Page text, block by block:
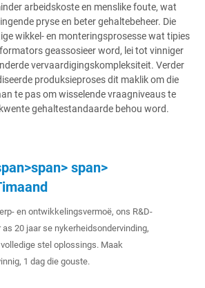
arbeidskoste en menslike foute, wat
pryse en beter gehaltebeheer. Die
wikkel- en monteringsprosesse wat tipies
geassosieer word, lei tot vinniger
vervaardigingskompleksiteit. Verder
produksieproses dit maklik om die
te pas om wisselende vraagniveaus te
gehaltestandaarde behou word.
span>
en ontwikkelingsvermoë, ons R&D-
as 20 jaar se nykerheidsondervinding,
stel oplossings. Maak
1 dag die gouste.